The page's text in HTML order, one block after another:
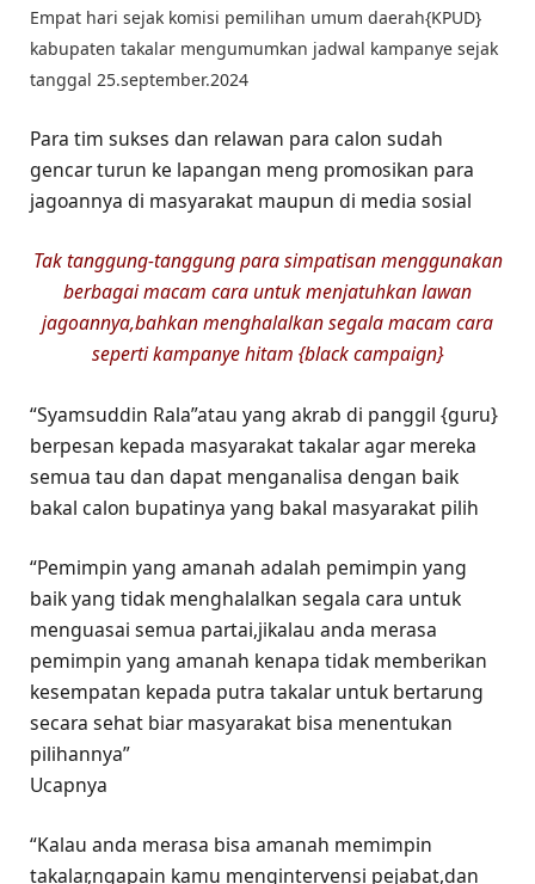
Empat hari sejak komisi pemilihan umum daerah{KPUD}
kabupaten takalar mengumumkan jadwal kampanye sejak
tanggal 25.september.2024
Para tim sukses dan relawan para calon sudah
gencar turun ke lapangan meng promosikan para
jagoannya di masyarakat maupun di media sosial
Tak tanggung-tanggung para simpatisan menggunakan
berbagai macam cara untuk menjatuhkan lawan
jagoannya,bahkan menghalalkan segala macam cara
seperti kampanye hitam {black campaign}
“Syamsuddin Rala”atau yang akrab di panggil {guru}
berpesan kepada masyarakat takalar agar mereka
semua tau dan dapat menganalisa dengan baik
bakal calon bupatinya yang bakal masyarakat pilih
“Pemimpin yang amanah adalah pemimpin yang
baik yang tidak menghalalkan segala cara untuk
menguasai semua partai,jikalau anda merasa
pemimpin yang amanah kenapa tidak memberikan
kesempatan kepada putra takalar untuk bertarung
secara sehat biar masyarakat bisa menentukan
pilihannya”
Ucapnya
“Kalau anda merasa bisa amanah memimpin
takalar,ngapain kamu mengintervensi pejabat,dan